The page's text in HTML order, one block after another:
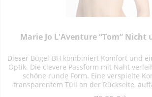
Marie Jo L'Aventure “Tom“
Dieser Bügel-BH kombiniert Komfort und
Optik. Die clevere Passform mit Naht
schöne runde Form. Eine verspielte
transparentem Tüll an der Rückseite,